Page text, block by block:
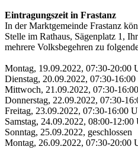
Eintragungszeit in Frastanz
In der Marktgemeinde Frastanz
Stelle im Rathaus, Sägenplatz 1,
mehrere Volksbegehren zu
Montag, 19.09.2022, 07:30-20:00
Dienstag, 20.09.2022, 07:30-
Mittwoch, 21.09.2022, 07:30-
Donnerstag, 22.09.2022, 07:30-
Freitag, 23.09.2022, 07:30-16:00
Samstag, 24.09.2022, 08:00-12:00
Sonntag, 25.09.2022, geschlossen
Montag, 26.09.2022, 07:30-20:00